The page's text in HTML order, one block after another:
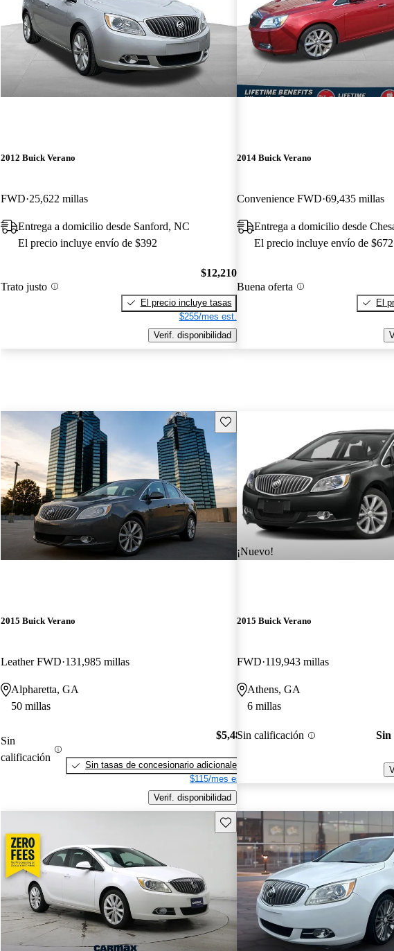
2012 Buick Verano
FWD 25,622 millas
Entrega a domicilio desde Sanford, NC
El precio incluye envío de $392
Trato justo
$12,210
El precio incluye tasas
$255/mes est.
Verif. disponibilidad
2014 Buick Verano
Convenience FWD 69,435 millas
Entrega a domicilio desde
El precio incluye envío de $672
Buena oferta
El
Guarda este Aviso
2015 Buick Verano
Leather FWD 131,985 millas
Alpharetta, GA
50 millas
Sin
calificación
$5,485
Sin tasas de concesionario adicionales
$115/mes est.
Verif. disponibilidad
¡Nuevo!
2015 Buick Verano
FWD 119,943 millas
Athens, GA
6 millas
Sin calificación Sin
Guarda este Aviso